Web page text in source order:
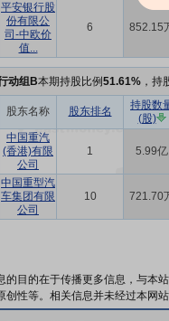
平安银行股
份有限公
司-中欧价
值...
6 852.15
动组B本期持股比例51.61% ，持
股东名称 股东排名
持股数
(股)
中国重汽
(香港)有限
公司
1 5.99亿
中国重型汽
车集团有限
公司
10 721.70
的目的在于传播更多信息，与本
性等。相关信息并未经过本网